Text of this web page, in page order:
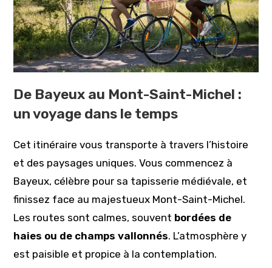
De Bayeux au Mont-Saint-Michel :
un voyage dans le temps
Cet itinéraire vous transporte à travers l’histoire
et des paysages uniques. Vous commencez à
Bayeux, célèbre pour sa tapisserie médiévale, et
finissez face au majestueux Mont-Saint-Michel.
Les routes sont calmes, souvent bordées de
haies ou de champs vallonnés. L’atmosphère y
est paisible et propice à la contemplation.